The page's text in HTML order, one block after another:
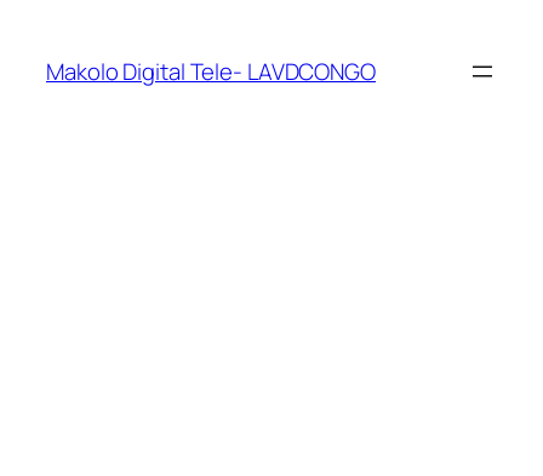
Makolo Digital Tele- LAVDCONGO